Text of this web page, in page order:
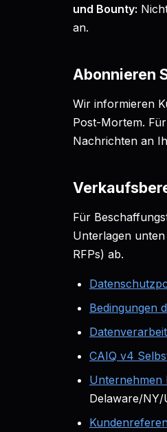
und Bounty:
an.
Abonnieren
Wir informieren
Post-Mortem.
Nachrichten an
Für
Unterlagen
RFPs) ab.
Bedingungen
CAIQ v4
Unternehmen
Delaware/